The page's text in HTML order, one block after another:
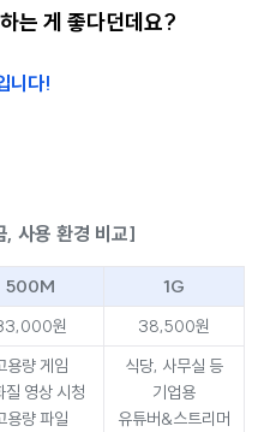
는 게 좋다던데요?
니다!
, 사용 환경 비교]
500M
1G
원 38,500원
용량 게임
질 영상 시청
용량 파일
식당, 사무실 등
기업용
유튜버&스트리머